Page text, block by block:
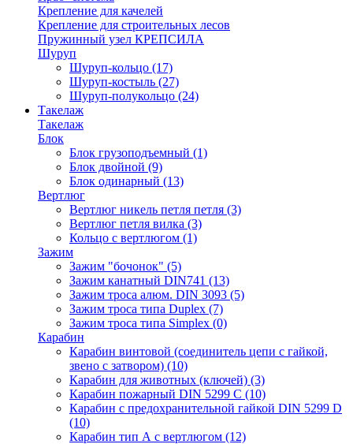
Крепление для качелей
Крепление для строительных лесов
Пружинный узел КРЕПСИЛА
Шуруп
Шуруп-кольцо (17)
Шуруп-костыль (27)
Шуруп-полукольцо (24)
Такелаж
Такелаж
Блок
Блок грузоподъемный (1)
Блок двойной (9)
Блок одинарный (13)
Вертлюг
Вертлюг никель петля петля (3)
Вертлюг петля вилка (3)
Кольцо с вертлюгом (1)
Зажим
Зажим "бочонок" (5)
Зажим канатный DIN741 (13)
Зажим троса алюм. DIN 3093 (5)
Зажим троса типа Duplex (7)
Зажим троса типа Simplex (0)
Карабин
Карабин винтовой (соединитель цепи с гайкой,
звено с затвором) (10)
Карабин для животных (ключей) (3)
Карабин пожарный DIN 5299 C (10)
Карабин с предохранительной гайкой DIN 5299 D
(10)
Карабин тип А с вертлюгом (12)